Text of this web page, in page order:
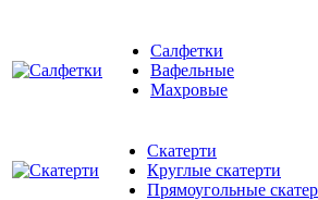
Салфетки
Вафельные
Махровые
Скатерти
Круглые скатерти
Прямоугольные